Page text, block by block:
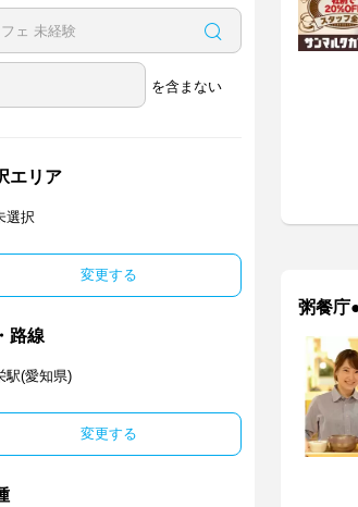
を含まない
エリア
選択
変更する
路線
駅(愛知県)
変更する
粥餐庁